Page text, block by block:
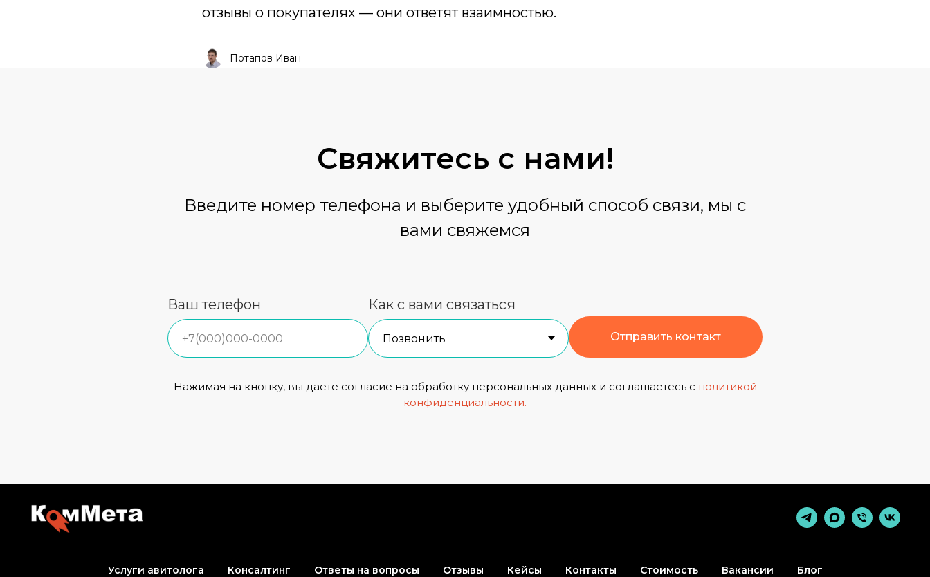
отзывы о покупателях — они ответят взаимностью.
Потапов Иван
Свяжитесь с нами!
Введите номер телефона и выберите удобный способ связи, мы с
вами свяжемся
Ваш телефон Как с вами связаться
Отправить контакт
Нажимая на кнопку, вы даете согласие на обработку персональных данных и соглашаетесь с политикой
конфиденциальности.
Услуги авитолога Консалтинг Ответы на вопросы Отзывы Кейсы Контакты Стоимость Вакансии
Блог